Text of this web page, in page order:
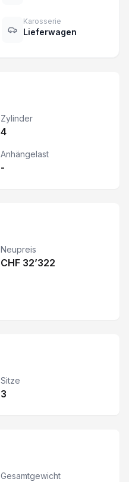
Karosserie
Lieferwagen
Zylinder
4
Anhängelast
-
Neupreis
CHF 32’322
Sitze
3
Gesamtgewicht